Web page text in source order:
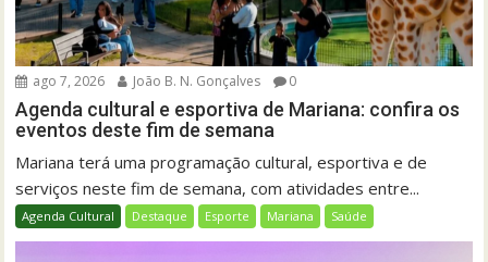
ago 7, 2026 João B. N. Gonçalves 0
Agenda cultural e esportiva de Mariana: confira os
eventos deste fim de semana
Mariana terá uma programação cultural, esportiva e de
serviços neste fim de semana, com atividades entre...
Agenda Cultural Destaque Esporte Mariana Saúde